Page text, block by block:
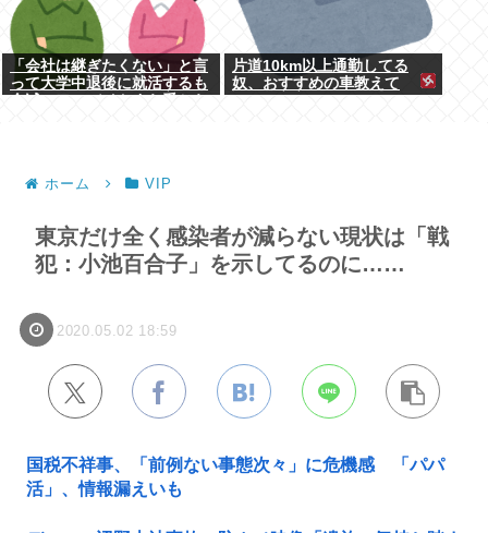
「会社は継ぎたくない」と言
って大学中退後に就活するも
片道10km以上通勤してる
奴、おすすめの車教えて
ホーム VIP
東京だけ全く感染者が減らない現状は「戦
犯：小池百合子」を示してるのに……
2020.05.02 18:59
国税不祥事、「前例ない事態次々」に危機感 「パパ
活」、情報漏えいも